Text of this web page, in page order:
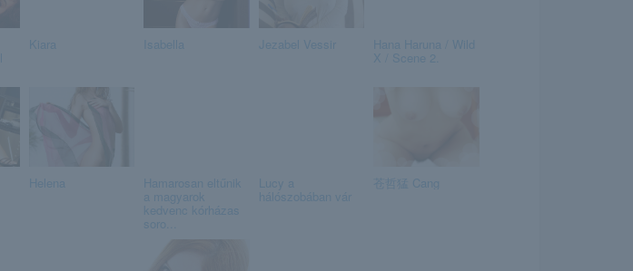
Kiara Isabella Jezabel Vessir Hana Haruna / Wild
X / Scene 2.
Helena Hamarosan eltűnik
a magyarok
kedvenc kórházas
soro...
Lucy a
hálószobában vár
苍哲猛 Cang